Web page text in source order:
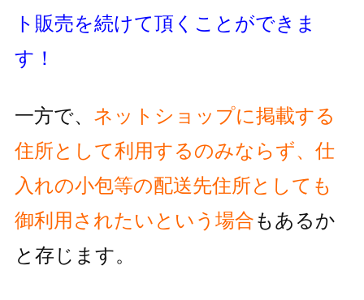
ト販売を続けて頂くことができま
す！
一方で、 ネットショップに掲載する
住所として利用するのみならず、 仕
入れの小包等の配送先住所としても
御利用されたいという 場合もあるか
と存じます。